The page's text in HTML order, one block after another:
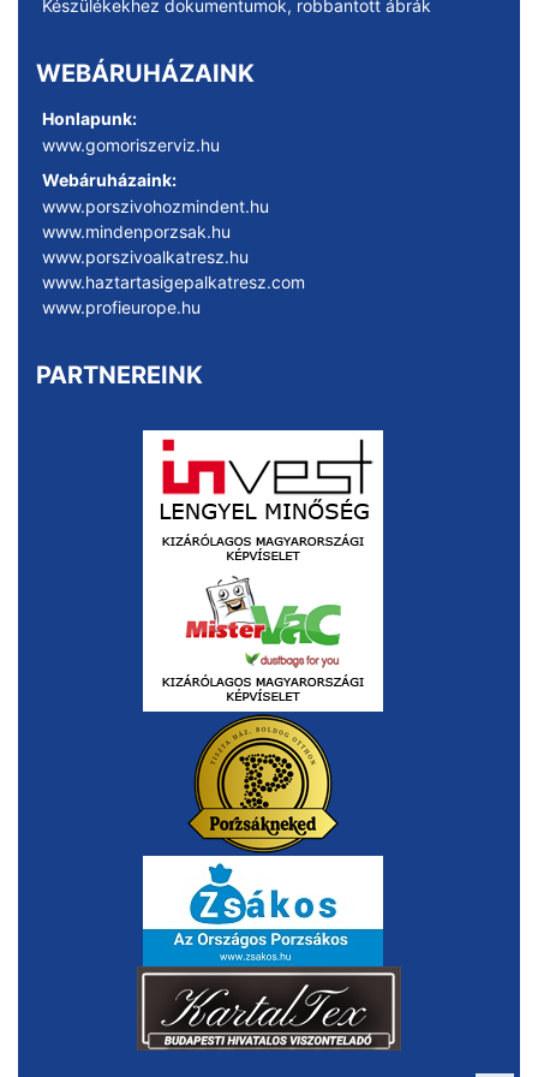
Készülékekhez dokumentumok, robbantott ábrák
WEBÁRUHÁZAINK
Honlapunk:
www.gomoriszerviz.hu
Webáruházaink:
www.porszivohozmindent.hu
www.mindenporzsak.hu
www.porszivoalkatresz.hu
www.haztartasigepalkatresz.com
www.profieurope.hu
PARTNEREINK